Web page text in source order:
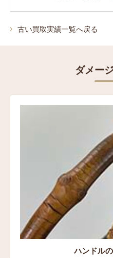
マチ：約8㎝
状態:Cランク ハンドルのひ
崩れ、コバ剥がれ、金具の
宅配買取
買取店舗
愛知県豊橋市 宅配センター
古い買取実績一覧へ戻る
ダメー
ハンドル